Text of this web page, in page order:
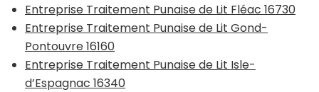
Entreprise Traitement Punaise de Lit Fléac 16730
Entreprise Traitement Punaise de Lit Gond-
Pontouvre 16160
Entreprise Traitement Punaise de Lit Isle-
d’Espagnac 16340